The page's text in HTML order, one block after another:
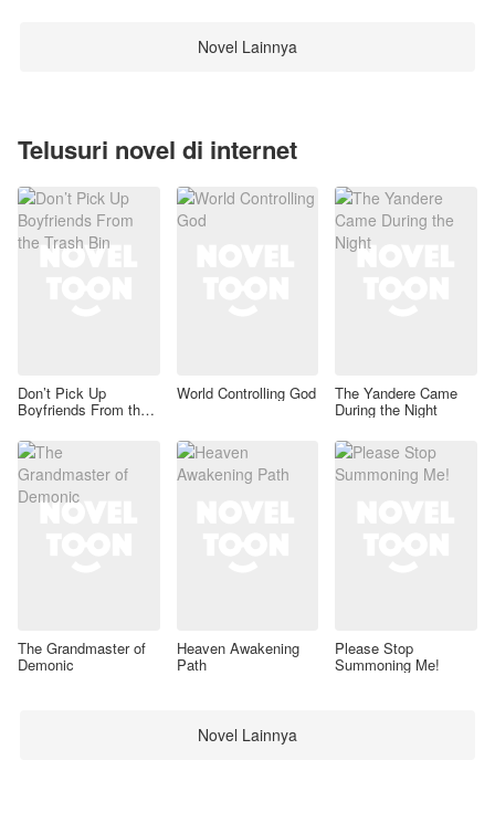
Novel Lainnya
Telusuri novel di internet
Don’t Pick Up
Boyfriends From the
World Controlling God The Yandere Came
During the Night
The Grandmaster of
Demonic
Heaven Awakening
Path
Please Stop
Summoning Me!
Novel Lainnya